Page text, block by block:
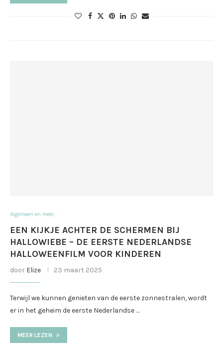
Algemeen en meer...
EEN KIJKJE ACHTER DE SCHERMEN BIJ
HALLOWIEBE – DE EERSTE NEDERLANDSE
HALLOWEENFILM VOOR KINDEREN
door Elize 23 maart 2025
Terwijl we kunnen genieten van de eerste zonnestralen, wordt
er in het geheim de eerste Nederlandse …
MEER LEZEN